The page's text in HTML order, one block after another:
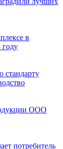
в
году
стандарту
ООО
потребитель